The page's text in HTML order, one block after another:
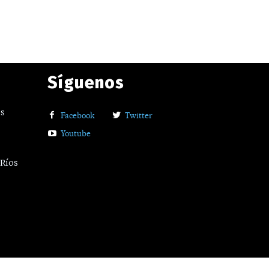
Síguenos
Facebook
Twitter
Youtube